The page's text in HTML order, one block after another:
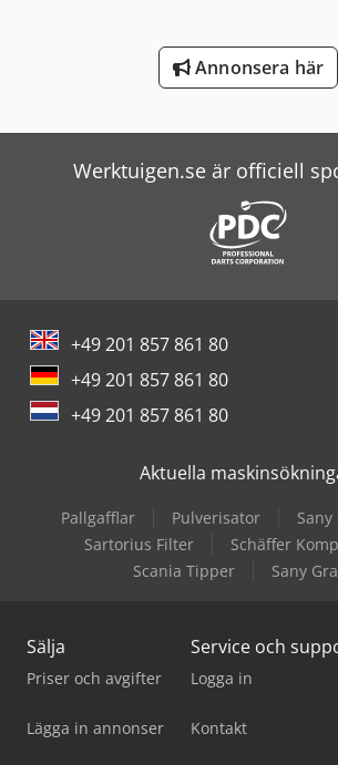
Annonsera här
Werktuigen.se är officiell
+49 201 857 861 80
+49 201 857 861 80
+49 201 857 861 80
Aktuella
Pallgafflar Pulverisator
Sartorius Filter
Schäffer
Scania Tipper
Sany
Sälja
Priser och avgifter
Lägga in annonser
Service och
Logga in
Kontakt